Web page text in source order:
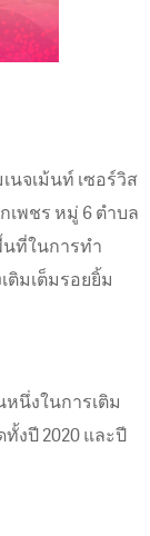
นจเม้นท์ เซอร์วิส
เพชร หมู่ 6 ตำบล
นที่ในการทำ
มเต็มรอยยิ้ม
นึ่งในการเติม
งปี 2020 และปี